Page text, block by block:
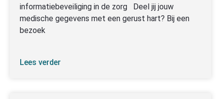
informatiebeveiliging in de zorg Deel jij jouw
medische gegevens met een gerust hart? Bij een
bezoek
Lees verder